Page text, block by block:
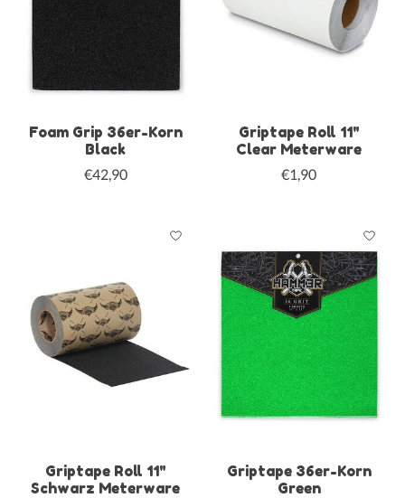
Foam Grip 36er-Korn
Black
€42,90
Griptape Roll 11"
Clear Meterware
€1,90
Griptape Roll 11"
Schwarz Meterware
Griptape 36er-Korn
Green